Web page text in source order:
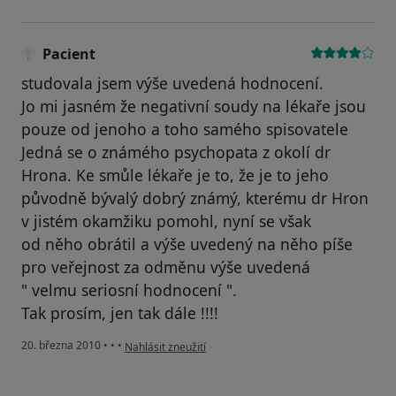
Pacient
studovala jsem výše uvedená hodnocení.
Jo mi jasném že negativní soudy na lékaře jsou
pouze od jenoho a toho samého spisovatele
Jedná se o známého psychopata z okolí dr
Hrona. Ke smůle lékaře je to, že je to jeho
původně bývalý dobrý známý, kterému dr Hron
v jistém okamžiku pomohl, nyní se však
od něho obrátil a výše uvedený na něho píše
pro veřejnost za odměnu výše uvedená
" velmu seriosní hodnocení ".
Tak prosím, jen tak dále !!!!
20. března 2010 • • • podle názoru uživatele Pacient
Nahlásit zneužití